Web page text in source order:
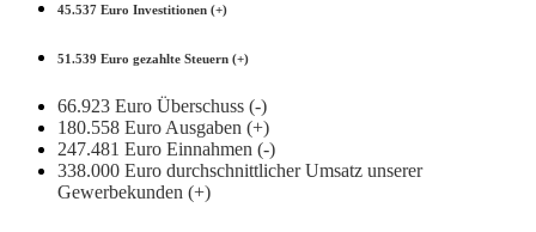
45.537 Euro Investitionen (+)
51.539 Euro gezahlte Steuern (+)
66.923 Euro Überschuss (-)
180.558 Euro Ausgaben (+)
247.481 Euro Einnahmen (-)
338.000 Euro durchschnittlicher Umsatz unserer
Gewerbekunden (+)